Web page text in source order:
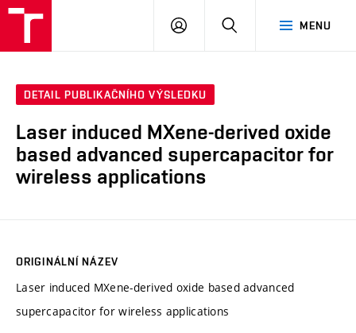
MENU
PŘIHLÁSIT
DETAIL PUBLIKAČNÍHO VÝSLEDKU
Laser induced MXene-derived oxide
based advanced supercapacitor for
wireless applications
ORIGINÁLNÍ NÁZEV
Laser induced MXene-derived oxide based advanced
supercapacitor for wireless applications